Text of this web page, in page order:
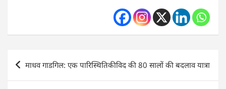
Post
navigation
माधव गाडगिल: एक पारिस्थितिकीविद की 80 सालों की बदलाव यात्रा